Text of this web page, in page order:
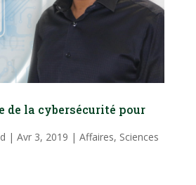
de la cybersécurité pour
| Avr 3, 2019 | Affaires, Sciences